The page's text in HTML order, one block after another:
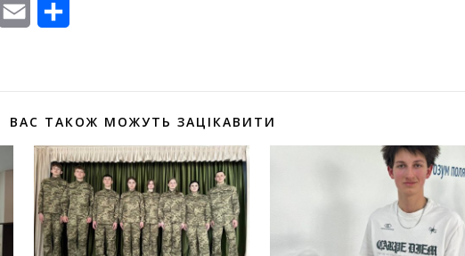
WhatsApp
Email
ВАС ТАКОЖ МОЖУТЬ ЗАЦІКАВИТИ